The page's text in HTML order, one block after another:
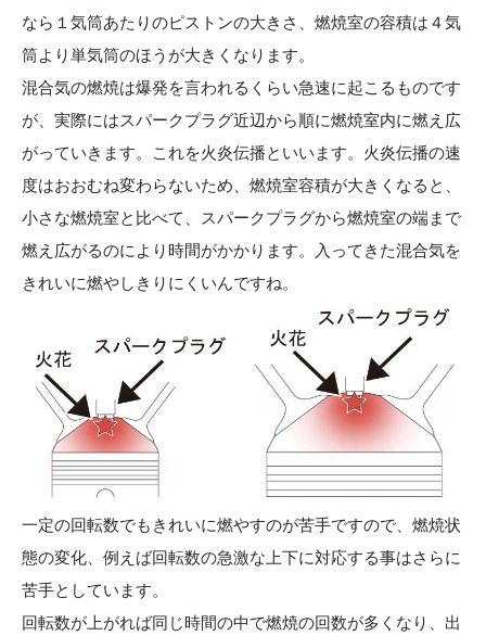
なら１気筒あたりのピストンの大きさ、燃焼室の容積は４気
筒より単気筒のほうが大きくなります。
混合気の燃焼は爆発を言われるくらい急速に起こるものです
が、実際にはスパークプラグ近辺から順に燃焼室内に燃え広
がっていきます。これを火炎伝播といいます。火炎伝播の速
度はおおむね変わらないため、燃焼室容積が大きくなると、
小さな燃焼室と比べて、スパークプラグから燃焼室の端まで
燃え広がるのにより時間がかかります。入ってきた混合気を
きれいに燃やしきりにくいんですね。
一定の回転数でもきれいに燃やすのが苦手ですので、燃焼状
態の変化、例えば回転数の急激な上下に対応する事はさらに
苦手としています。
回転数が上がれば同じ時間の中で燃焼の回数が多くなり、出